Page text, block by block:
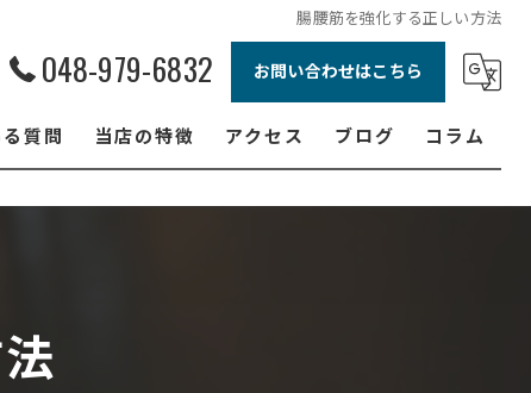
腸腰筋を強化する正しい方法
048-979-6832 お問い合わせはこちら
質問 当店の特徴
ボクシング
アクセス ブログ コラム